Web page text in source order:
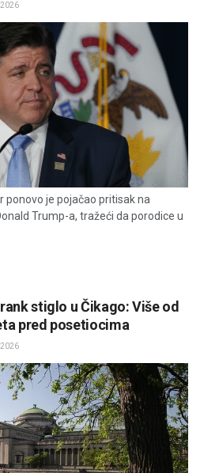
2026
ponovo je pojačao pritisak na
Trump-a, tražeći da porodice u
stiglo u Čikago: Više od
pred posetiocima
2026